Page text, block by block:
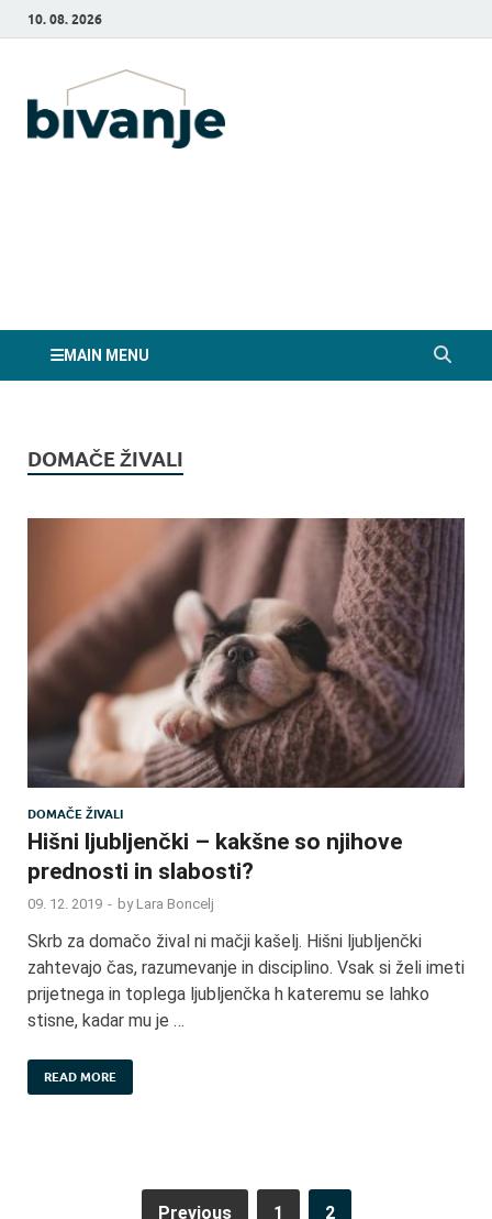
10. 08. 2026
MAIN MENU
DOMAČE ŽIVALI
DOMAČE ŽIVALI
Hišni ljubljenčki – kakšne so njihove
prednosti in slabosti?
09. 12. 2019 - by Lara Boncelj
Skrb za domačo žival ni mačji kašelj. Hišni ljubljenčki
zahtevajo čas, razumevanje in disciplino. Vsak si želi imeti
prijetnega in toplega ljubljenčka h kateremu se lahko
stisne, kadar mu je …
READ MORE
Previous 1 2